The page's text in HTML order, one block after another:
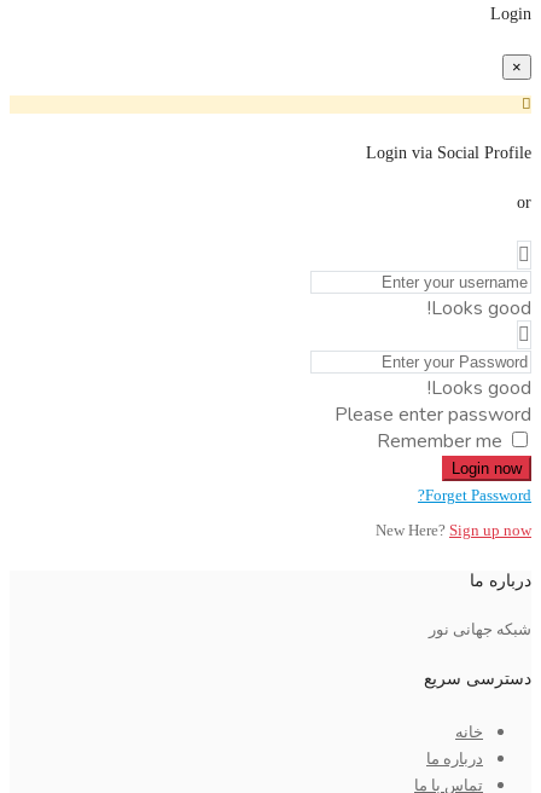
Login
×
Login via Social Profile
or
Looks good!
Looks good!
Please enter password
Remember me
Login now
Forget Password?
New Here? Sign up now
درباره ما
شبکه جهانی نور
دسترسی سریع
خانه
درباره ما
تماس با ما